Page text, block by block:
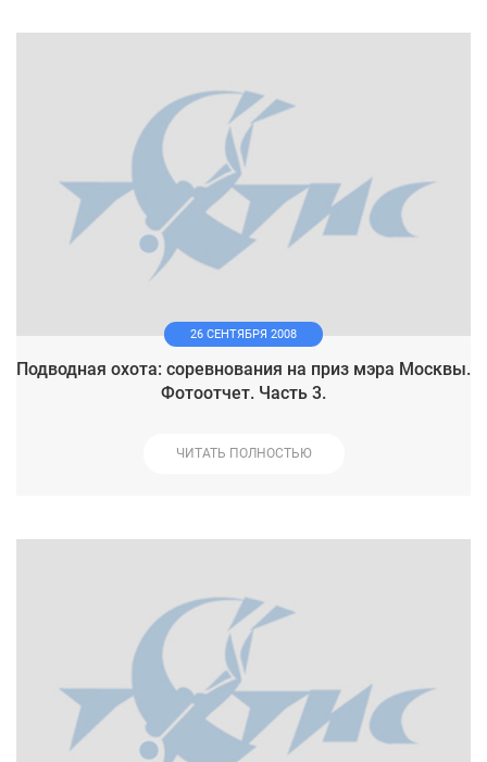
26 СЕНТЯБРЯ 2008
Подводная охота: соревнования на приз мэра Москвы.
Фотоотчет. Часть 3.
ЧИТАТЬ ПОЛНОСТЬЮ